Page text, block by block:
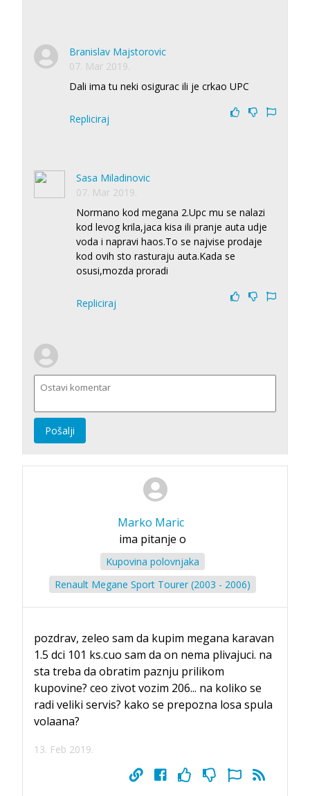
Branislav Majstorovic
07. Mar 2019.
Dali ima tu neki osigurac ili je crkao UPC
Repliciraj
Sasa Miladinovic
07. Mar 2019.
Normano kod megana 2.Upc mu se nalazi
kod levog krila,jaca kisa ili pranje auta udje
voda i napravi haos.To se najvise prodaje
kod ovih sto rasturaju auta.Kada se
osusi,mozda proradi
Repliciraj
Pošalji
Marko Maric
ima pitanje o
Kupovina polovnjaka
Renault Megane Sport Tourer (2003 - 2006)
pozdrav, zeleo sam da kupim megana karavan
1.5 dci 101 ks.cuo sam da on nema plivajuci. na
sta treba da obratim paznju prilikom
kupovine? ceo zivot vozim 206... na koliko se
radi veliki servis? kako se prepozna losa spula
volaana?
13. Feb 2019.